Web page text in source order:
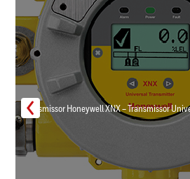
Transmissor Honeywell XNX – Transmissor